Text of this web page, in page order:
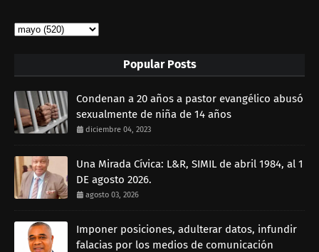
Popular Posts
Condenan a 20 años a pastor evangélico abusó
sexualmente de niña de 14 años
diciembre 04, 2023
Una Mirada Cívica: L&R, SIMIL de abril 1984, al 1
DE agosto 2026.
agosto 03, 2026
Imponer posiciones, adulterar datos, infundir
falacias por los medios de comunicación